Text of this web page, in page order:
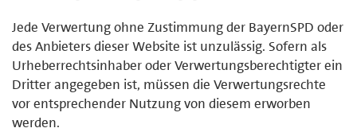
Jede Verwertung ohne Zustimmung der BayernSPD oder
des Anbieters dieser Website ist unzulässig. Sofern als
Urheberrechtsinhaber oder Verwertungsberechtigter ein
Dritter angegeben ist, müssen die Verwertungsrechte
vor entsprechender Nutzung von diesem erworben
werden.